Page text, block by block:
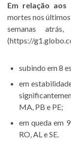
Em relação aos
mortes nos
semanas
(https://
subindo em 8
em
MA, PB e PE;
em queda em
RO, AL e SE.